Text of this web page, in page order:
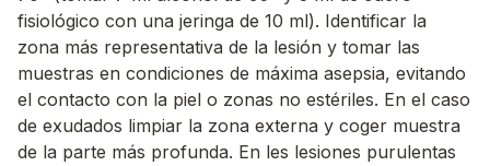
fisiológico con una jeringa de 10 ml). Identificar la
zona más representativa de la lesión y tomar las
muestras en condiciones de máxima asepsia, evitando
el contacto con la piel o zonas no estériles. En el caso
de exudados limpiar la zona externa y coger muestra
de la parte más profunda. En les lesiones purulentas